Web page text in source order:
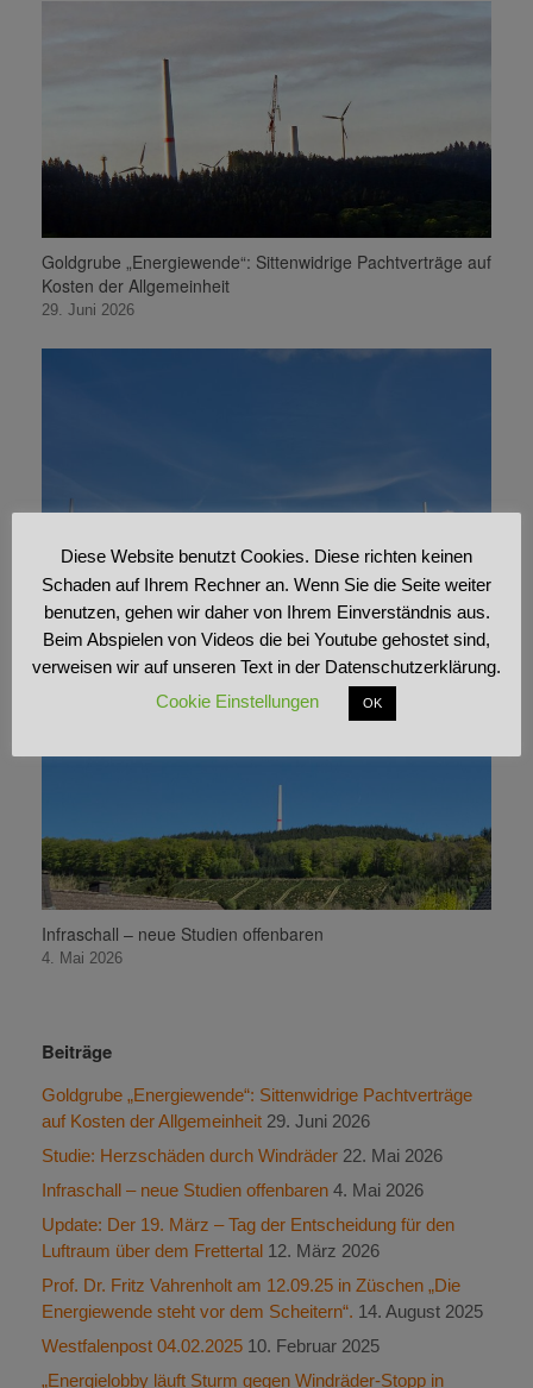
Goldgrube „Energiewende“: Sittenwidrige Pachtverträge auf
Kosten der Allgemeinheit
29. Juni 2026
Studie: Herzschäden durch Windräder
22. Mai 2026
Infraschall – neue Studien offenbaren
4. Mai 2026
Beiträge
Goldgrube „Energiewende“: Sittenwidrige Pachtverträge
auf Kosten der Allgemeinheit 29. Juni 2026
Studie: Herzschäden durch Windräder 22. Mai 2026
Infraschall – neue Studien offenbaren 4. Mai 2026
Update: Der 19. März – Tag der Entscheidung für den
Luftraum über dem Frettertal 12. März 2026
Prof. Dr. Fritz Vahrenholt am 12.09.25 in Züschen „Die
Energiewende steht vor dem Scheitern“. 14. August 2025
Westfalenpost 04.02.2025 10. Februar 2025
„Energielobby läuft Sturm gegen Windräder-Stopp in
Diese Website benutzt Cookies. Diese richten keinen
Schaden auf Ihrem Rechner an. Wenn Sie die Seite weiter
benutzen, gehen wir daher von Ihrem Einverständnis aus.
Beim Abspielen von Videos die bei Youtube gehostet sind,
verweisen wir auf unseren Text in der Datenschutzerklärung.
Cookie Einstellungen
OK